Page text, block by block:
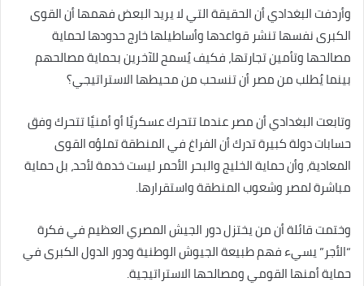
وأردفت البغدادي أن الحقيقة التي لا يريد البعض فهمها أن القوى
الكبرى نفسها تنشر قواعدها وأساطيلها خارج حدودها لحماية
مصالحها وتأمين تجارتها، فكيف يُسمح للآخرين بحماية مصالحهم
بينما يُطلب من مصر أن تنسحب من محيطها الاستراتيجي؟
وتابعت البغدادي أن مصر عندما تتحرك عسكريًا أو أمنيًا تتحرك وفق
حسابات دولة كبيرة تدرك أن الفراغ في المنطقة تملؤه القوى
المعادية، وأن حماية الخليج والبحر الأحمر ليست خدمة لأحد، بل حماية
مباشرة لمصر وشعوب المنطقة واستقرارها.
وختمت قائلة أن من يختزل دور الجيش المصري العظيم في فكرة
“الأجر” يسيء فهم طبيعة الجيوش الوطنية ودور الدول الكبرى في
حماية أمنها القومي ومصالحها الاستراتيجية.